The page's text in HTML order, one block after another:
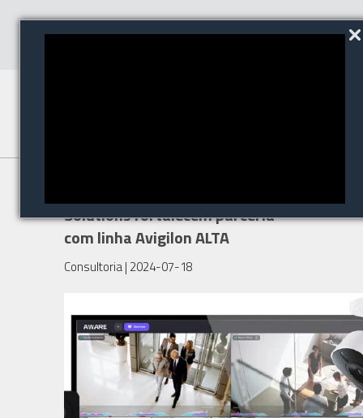
Solutions fortalecem parceria
com linha Avigilon ALTA
Consultoria| 2024-07-18